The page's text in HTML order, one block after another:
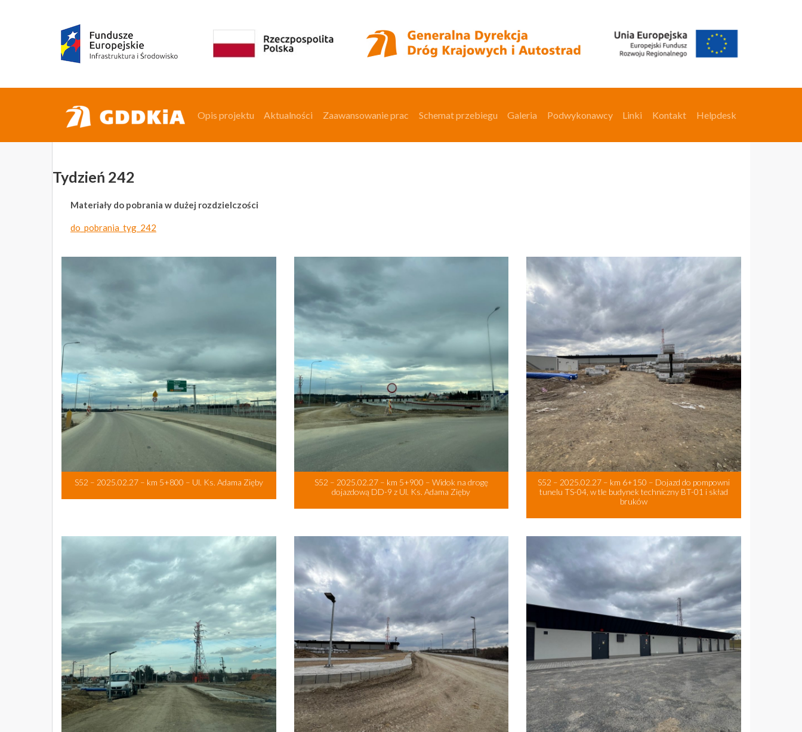
Opis projektu Aktualności Zaawansowanie prac Schemat przebiegu Galeria Podwykonawcy Linki Kontakt Helpdesk
Tydzień 242
Materiały do pobrania w dużej rozdzielczości
do_pobrania_tyg_242
S52 – 2025.02.27 – km 5+800 – Ul. Ks. Adama Zięby
S52 – 2025.02.27 – km 5+900 – Widok na drogę
dojazdową DD-9 z Ul. Ks. Adama Zięby
S52 – 2025.02.27 – km 6+150 – Dojazd do pompowni
tunelu TS-04, w tle budynek techniczny BT-01 i skład
bruków
Helpdesk